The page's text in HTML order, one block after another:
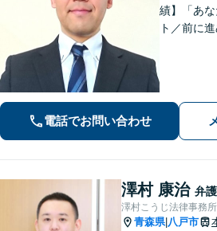
績】「あ
ト／前に
電話でお問い合わせ
澤村 康治 弁
澤村こうじ法律事務所
青森県| 八戸市